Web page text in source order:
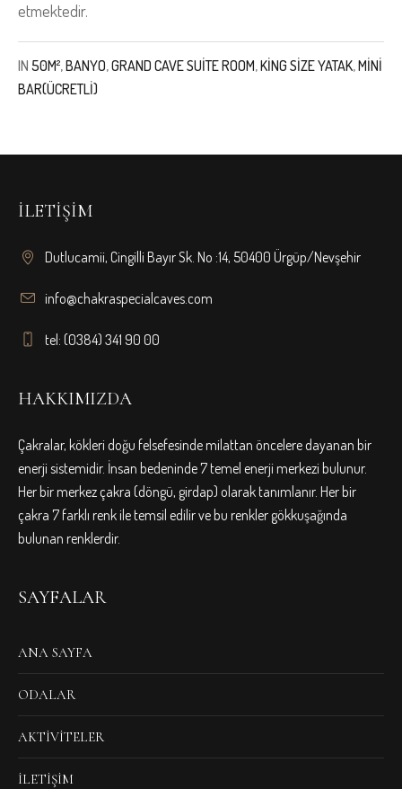
etmektedir.
IN 50M²,BANYO,GRAND CAVE SUITE ROOM,KING SIZE YATAK,MINI
BAR(ÜCRETLI)
İLETIŞIM
Dutlucamii, Cingilli Bayır Sk. No :14, 50400 Ürgüp/Nevşehir
info@chakraspecialcaves.com
tel: (0384) 341 90 00
HAKKIMIZDA
Çakralar, kökleri doğu felsefesinde milattan öncelere dayanan bir
enerji sistemidir. İnsan bedeninde 7 temel enerji merkezi bulunur.
Her bir merkez çakra (döngü, girdap) olarak tanımlanır. Her bir
çakra 7 farklı renk ile temsil edilir ve bu renkler gökkuşağında
bulunan renklerdir.
SAYFALAR
ANA SAYFA
ODALAR
AKTIVITELER
İLETIŞIM